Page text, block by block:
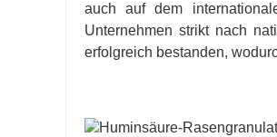
auch auf dem
Unternehmen strikt nach
erfolgreich bestanden,